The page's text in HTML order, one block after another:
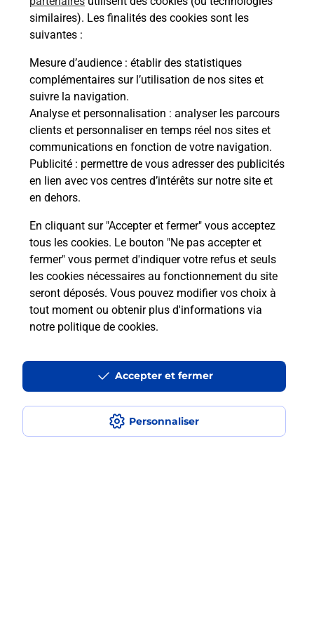
similaires). Les finalités des cookies sont les
suivantes :
Mesure d’audience : établir des statistiques
complémentaires sur l’utilisation de nos sites et
suivre la navigation.
Analyse et personnalisation : analyser les parcours
clients et personnaliser en temps réel nos sites et
communications en fonction de votre navigation.
Publicité : permettre de vous adresser des publicités
en lien avec vos centres d’intérêts sur notre site et
en dehors.
En cliquant sur "Accepter et fermer" vous acceptez
tous les cookies. Le bouton "Ne pas accepter et
fermer" vous permet d'indiquer votre refus et seuls
les cookies nécessaires au fonctionnement du site
seront déposés. Vous pouvez modifier vos choix à
tout moment ou obtenir plus d'informations via
notre politique de cookies.
Personnaliser
Accepter et fermer
Envoyer un colis
Vous souhaitez envoyer un colis depuis : SALON
MASSENET (13300) ? Découvrez toutes les
solutions proposées par La Poste.
En savoir plus
Questions fréquemment posées
La téléassistance classique avec
médaillon d’alarme qu’est ce que
Comment fonctionne la